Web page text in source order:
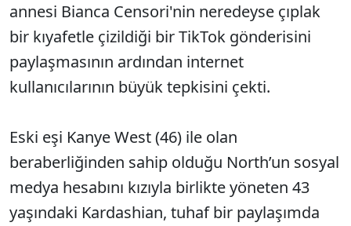
annesi Bianca Censori'nin neredeyse çıplak
bir kıyafetle çizildiği bir TikTok gönderisini
paylaşmasının ardından internet
kullanıcılarının büyük tepkisini çekti.
Eski eşi Kanye West (46) ile olan
beraberliğinden sahip olduğu North’un sosyal
medya hesabını kızıyla birlikte yöneten 43
yaşındaki Kardashian, tuhaf bir paylaşımda